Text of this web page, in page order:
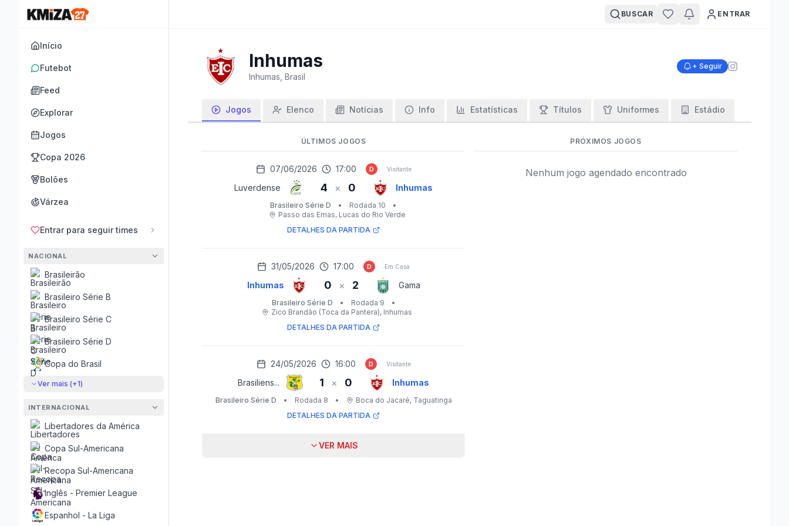
Início
Futebot
Feed
Explorar
Jogos
Copa 2026
Bolões
Várzea
Entrar para seguir times
NACIONAL
Brasileirão
Brasileiro Série B
Brasileiro Série C
Brasileiro Série D
Copa do Brasil
Ver mais (+1)
INTERNACIONAL
Libertadores da América
Copa Sul-Americana
Recopa Sul-Americana
Inglês - Premier League
Espanhol - La Liga
BUSCAR ENTRAR
Inhumas
Inhumas, Brasil
+ Seguir
Jogos Elenco Notícias Info Estatísticas Títulos Uniformes Estádio
ÚLTIMOS JOGOS
07/06/2026 17:00 D Visitante
Luverdense 4 × 0 Inhumas
Brasileiro Série D • Rodada 10
•
Passo das Emas, Lucas do Rio Verde
DETALHES DA PARTIDA
31/05/2026 17:00 D Em Casa
Inhumas 0 × 2 Gama
Brasileiro Série D • Rodada 9
•
Zico Brandão (Toca da Pantera), Inhumas
DETALHES DA PARTIDA
24/05/2026 16:00 D Visitante
Brasiliens... 1 × 0 Inhumas
Brasileiro Série D • Rodada 8 • Boca do Jacaré, Taguatinga
DETALHES DA PARTIDA
VER MAIS
PRÓXIMOS JOGOS
Nenhum jogo agendado encontrado